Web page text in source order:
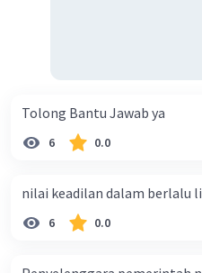
Tolong Bantu Jawab ya
6 0.0
nilai keadilan dalam berlalu
6 0.0